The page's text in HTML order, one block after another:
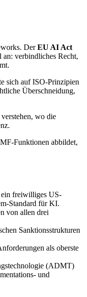
DerEU AI Act
verbindliches Recht,
sich auf ISO-Prinzipien
Überschneidung,
wo die
Funktionen abbildet,
freiwilliges US-
Standard für KI.
von allen drei
Sanktionsstrukturen
als oberste
(ADMT)
und